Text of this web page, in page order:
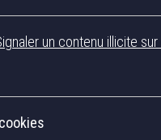
un contenu illicite